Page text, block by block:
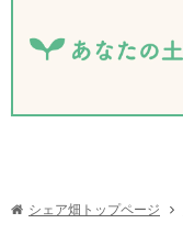
シェア畑トップページ